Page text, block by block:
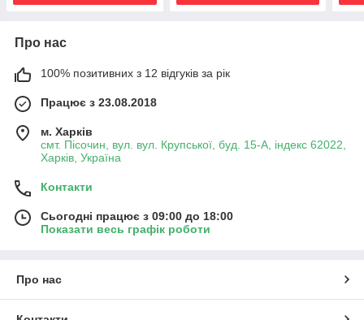
Про нас
100% позитивних з 12 відгуків за рік
Працює з 23.08.2018
м. Харків
смт. Пісочин, вул. вул. Крупської, буд. 15-А, індекс 62022,
Харків, Україна
Контакти
Сьогодні працює з 09:00 до 18:00
Показати весь графік роботи
Про нас